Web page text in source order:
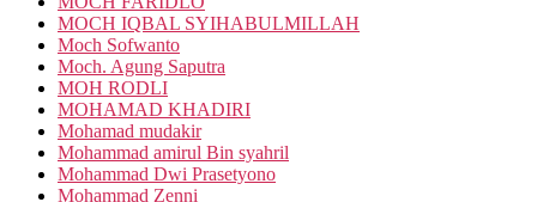
MOCH IQBAL SYIHABULMILLAH
Moch Sofwanto
Moch. Agung Saputra
MOH RODLI
MOHAMAD KHADIRI
Mohamad mudakir
Mohammad amirul Bin syahril
Mohammad Dwi Prasetyono
Mohammad Zenni